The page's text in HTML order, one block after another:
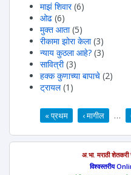
माझं शिवार (6)
ओढ (6)
मुक्त आता (5)
रीकामा झोरा केला (3)
न्याय कुठला आहे? (3)
सावित्री (3)
हक्क कुणाच्या बापाचे (2)
ट्रायल (1)
« प्रथम ‹ मागील …
अ.भा. मराठी
विश्वस्तरीय